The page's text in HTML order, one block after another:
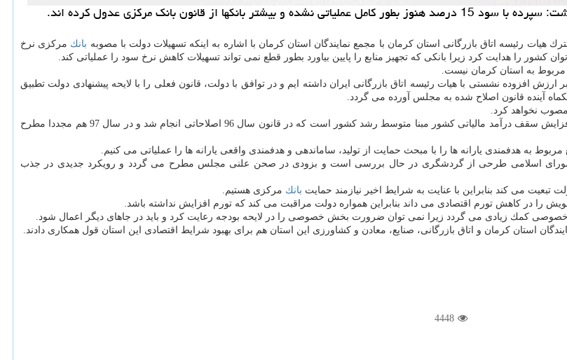
بانك مركزی عدول كرده اند.
رئیسه اتاق بازرگانی استان كرمان با مجمع نمایندگان استان كرمان با اشاره به اینكه تسهیلات دولت با مصوبه بانك مركزی نرخ
كشور را هدایت كرد زیرا بانكی كه تجهیز منابع را پایین بیاورد بطور قطع نمی تواند تسهیلات كاهش نرخ سود را عملیاتی كند.
به استان كرمان نیست.
افزوده نشستی با هیات رئیسه اتاق بازرگانی ایران داشته ایم و در توافق با دولت، قانون فعلی را با لایحه پیشنهادی دولت تطبیق
نخواهد كرد.
پورابراهیمی با اشاره به منابع بودجه و مالیات عنوان كرد: برای بودجه سال 97 در جهت افزایش سقف درآمد مالیاتی كشور مبنا متوسط رشد كشور است كه در قانون سال 96 اصلاحاتی انجام شد و در سال 97 هم مجددا مطرح
اسلامی طرحی از گردشگری در حال بررسی است و بزودی در صحن علنی مجلس مطرح می گردد و رویكرد جدیدی در جذب
تبعیت می كند بنابراین با عنایت به شرایط اخیر نیازمند حمایت بانك مركزی هستیم.
را در كاهش تورم اقتصادی می داند بنابراین همواره دولت مراقبت می كند كه تورم افزایش نداشته باشد.
كمك زیادی می گردد زیرا نمی توان ضرورت بخش خصوصی را در لایحه بودجه رعایت كرد و باید در جاهای دیگر اعمال شود.
استان كرمان و اتاق بازرگانی، صنایع، معادن و كشاورزی این استان هم برای بهبود شرایط اقتصادی این استان قول همكاری دادند.
4448